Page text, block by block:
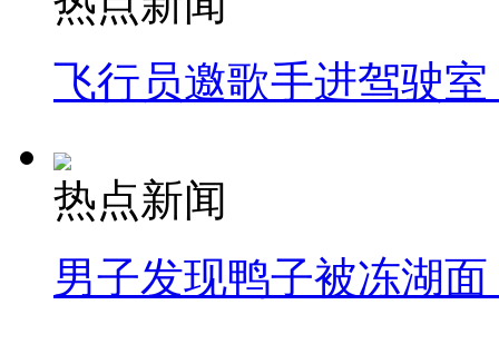
飞行员邀歌手进驾驶
热点新闻
男子发现鸭子被冻湖